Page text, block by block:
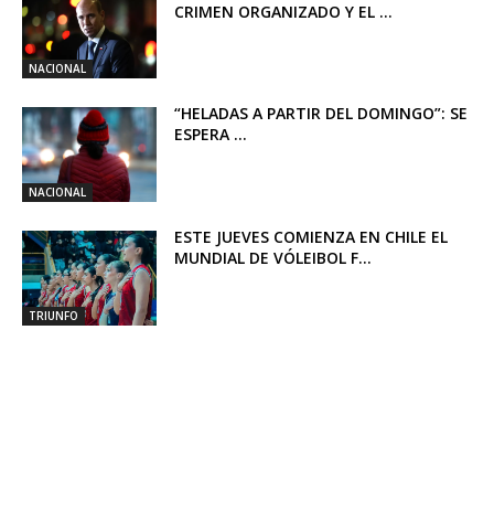
NACIONAL
CRIMEN ORGANIZADO Y EL ...
NACIONAL
“HELADAS A PARTIR DEL DOMINGO”: SE
ESPERA ...
TRIUNFO
ESTE JUEVES COMIENZA EN CHILE EL
MUNDIAL DE VÓLEIBOL F...